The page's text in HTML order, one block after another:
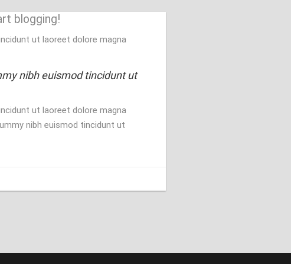
blogging!
ut laoreet dolore magna
nibh euismod tincidunt ut
ut laoreet dolore magna
nibh euismod tincidunt ut